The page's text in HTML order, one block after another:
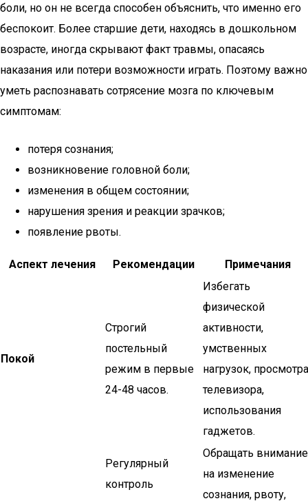
боли, но он не всегда способен объяснить, что именно его
беспокоит. Более старшие дети, находясь в дошкольном
возрасте, иногда скрывают факт травмы, опасаясь
наказания или потери возможности играть. Поэтому важно
уметь распознавать сотрясение мозга по ключевым
симптомам:
потеря сознания;
возникновение головной боли;
изменения в общем состоянии;
нарушения зрения и реакции зрачков;
появление рвоты.
Аспект лечения Рекомендации Примечания
Покой
Строгий
постельный
режим в первые
24-48 часов.
Избегать
физической
активности,
умственных
нагрузок, просмотра
телевизора,
использования
гаджетов.
Регулярный
контроль
Обращать внимание
на изменение
сознания, рвоту,